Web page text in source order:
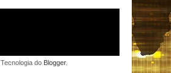
Tecnologia do Blogger.